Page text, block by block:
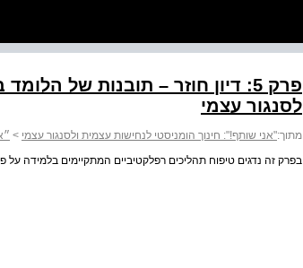
פרק 5: דיון חוזר – תובנות של
לסנגור עצמי
מתוך:"אני שותף!": חינוך הומניסטי לנחישות עצמית ולסנגור עצמי >
בפרק זה נדגים טיפוח תהליכים רפלקטיביים המתקיימים בלמידה על